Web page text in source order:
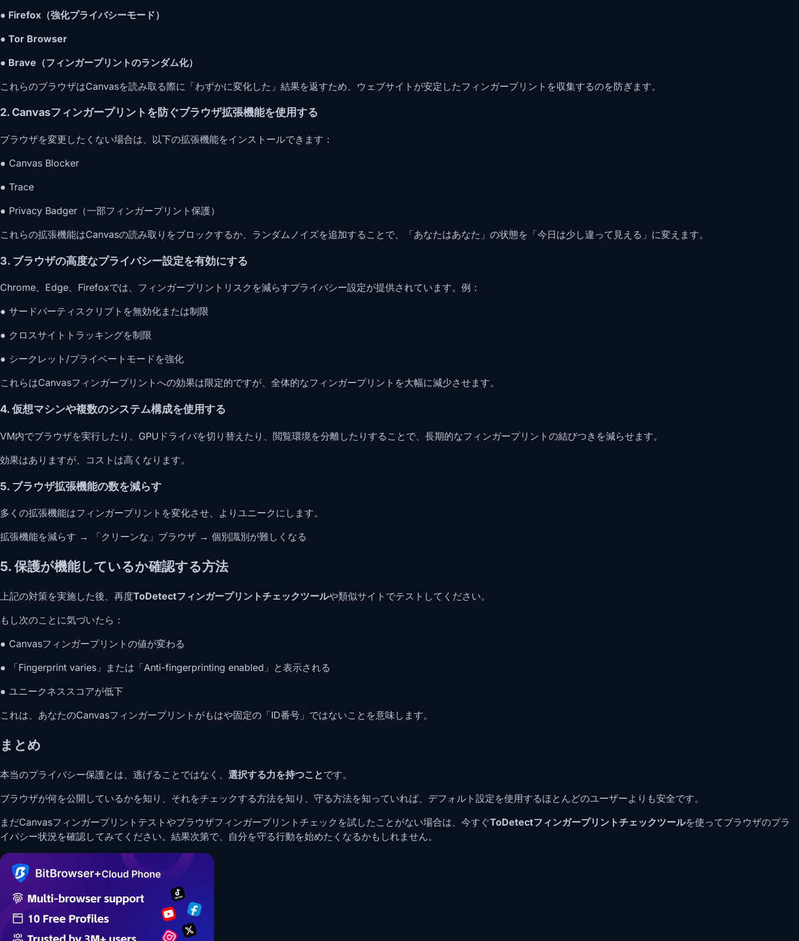
● Firefox（強化プライバシーモード）
● Tor Browser
● Brave（フィンガープリントのランダム化）
これらのブラウザはCanvasを読み取る際に「わずかに変化した」結果を返すため、ウェブサイトが安定したフィンガープリントを収集するのを防ぎます。
2. Canvasフィンガープリントを防ぐブラウザ拡張機能を使用する
ブラウザを変更したくない場合は、以下の拡張機能をインストールできます：
● Canvas Blocker
● Trace
● Privacy Badger（一部フィンガープリント保護）
これらの拡張機能はCanvasの読み取りをブロックするか、ランダムノイズを追加することで、「あなたはあなた」の状態を「今日は少し違って見える」に変えます。
3. ブラウザの高度なプライバシー設定を有効にする
Chrome、Edge、Firefoxでは、フィンガープリントリスクを減らすプライバシー設定が提供されています。例：
● サードパーティスクリプトを無効化または制限
● クロスサイトトラッキングを制限
● シークレット/プライベートモードを強化
これらはCanvasフィンガープリントへの効果は限定的ですが、全体的なフィンガープリントを大幅に減少させます。
4. 仮想マシンや複数のシステム構成を使用する
VM内でブラウザを実行したり、GPUドライバを切り替えたり、閲覧環境を分離したりすることで、長期的なフィンガープリントの結びつきを減らせます。
効果はありますが、コストは高くなります。
5. ブラウザ拡張機能の数を減らす
多くの拡張機能はフィンガープリントを変化させ、よりユニークにします。
拡張機能を減らす → 「クリーンな」ブラウザ → 個別識別が難しくなる
5. 保護が機能しているか確認する方法
上記の対策を実施した後、再度ToDetectフィンガープリントチェックツールや類似サイトでテストしてください。
もし次のことに気づいたら：
● Canvasフィンガープリントの値が変わる
● 「Fingerprint varies」または「Anti-fingerprinting enabled」と表示される
● ユニークネススコアが低下
これは、あなたのCanvasフィンガープリントがもはや固定の「ID番号」ではないことを意味します。
まとめ
本当のプライバシー保護とは、逃げることではなく、 選択する力を持つことです。
ブラウザが何を公開しているかを知り、それをチェックする方法を知り、守る方法を知っていれば、デフォルト設定を使用するほとんどのユーザーよりも安全です。
まだCanvasフィンガープリントテストやブラウザフィンガープリントチェックを試したことがない場合は、今すぐToDetectフィンガープリントチェックツールを使ってブラウザのプラ
イバシー状況を確認してみてください。結果次第で、自分を守る行動を始めたくなるかもしれません。